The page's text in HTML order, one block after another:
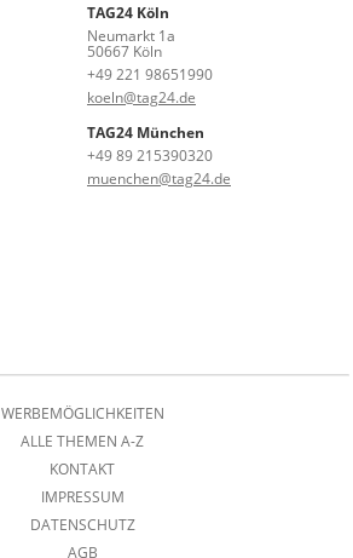
TAG24 Köln
Neumarkt 1a
50667 Köln
+49 221 98651990
koeln@tag24.de
TAG24 München
+49 89 215390320
muenchen@tag24.de
WERBEMÖGLICHKEITEN
ALLE THEMEN A-Z
KONTAKT
IMPRESSUM
DATENSCHUTZ
AGB